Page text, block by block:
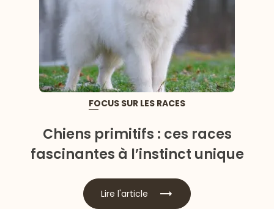
FOCUS SUR LES RACES
Chiens primitifs : ces races
fascinantes à l’instinct unique
Lire l'article